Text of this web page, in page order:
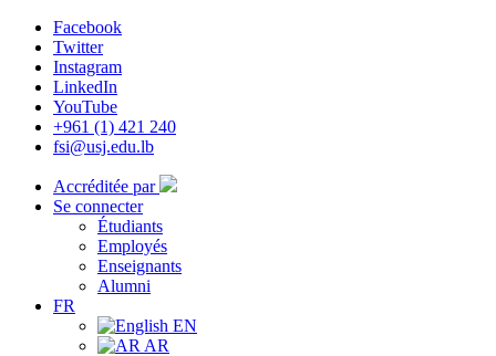
Facebook
Twitter
Instagram
LinkedIn
YouTube
+961 (1) 421 240
fsi@usj.edu.lb
Accréditée par
Se connecter
Étudiants
Employés
Enseignants
Alumni
FR
EN
AR